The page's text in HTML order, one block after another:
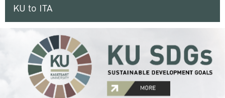
KU to ITA